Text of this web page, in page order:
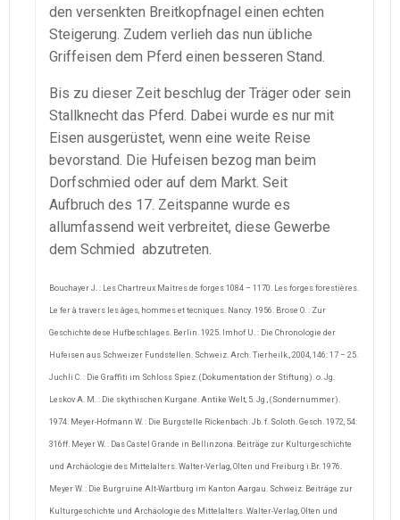
den versenkten Breitkopfnagel einen echten
Steigerung. Zudem verlieh das nun übliche
Griffeisen dem Pferd einen besseren Stand.
Bis zu dieser Zeit beschlug der Träger oder sein
Stallknecht das Pferd. Dabei wurde es nur mit
Eisen ausgerüstet, wenn eine weite Reise
bevorstand. Die Hufeisen bezog man beim
Dorfschmied oder auf dem Markt. Seit
Aufbruch des 17. Zeitspanne wurde es
allumfassend weit verbreitet, diese Gewerbe
dem Schmied abzutreten.
Bouchayer J. : Les Chartreux Maîtres de forges 1084 – 1170. Les forges forestières.
Le fer à travers les âges, hommes et tecniques. Nancy. 1956. Brose O. : Zur
Geschichte dese Hufbeschlages. Berlin. 1925. Imhof U. : Die Chronologie der
Hufeisen aus Schweizer Fundstellen. Schweiz. Arch. Tierheilk., 2004, 146: 17 – 25.
Juchli C. : Die Graffiti im Schloss Spiez. (Dokumentation der Stiftung). o. Jg.
Leskov A. M. : Die skythischen Kurgane. Antike Welt, 5. Jg., (Sondernummer).
1974. Meyer-Hofmann W. : Die Burgstelle Rickenbach. Jb. f. Soloth. Gesch. 1972, 54:
316ff. Meyer W. : Das Castel Grande in Bellinzona. Beiträge zur Kulturgeschichte
und Archäologie des Mittelalters. Walter-Verlag, Olten und Freiburg i.Br. 1976.
Meyer W. : Die Burgruine Alt-Wartburg im Kanton Aargau. Schweiz. Beiträge zur
Kulturgeschichte und Archäologie des Mittelalters. Walter-Verlag, Olten und